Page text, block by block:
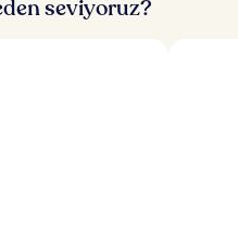
seviyoruz?